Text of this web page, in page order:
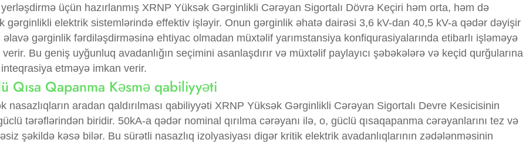
üçün hazırlanmış XRNP Yüksək Gərginlikli Cərəyan Sigortalı Dövrə Keçiri həm orta, həm də
gərginlikli elektrik sistemlərində effektiv işləyir. Onun gərginlik əhatə dairəsi 3,6 kV-dan 40,5 kV-a qədər dəyişir
əlavə gərginlik fərdiləşdirməsinə ehtiyac olmadan müxtəlif yarımstansiya konfiqurasiyalarında etibarlı işləməyə
Bu geniş uyğunluq avadanlığın seçimini asanlaşdırır və müxtəlif paylayıcı şəbəkələrə və keçid qurğularına
etməyə imkan verir.
Qısa Qapanma Kəsmə qabiliyyəti
nasazlıqların aradan qaldırılması qabiliyyəti XRNP Yüksək Gərginlikli Cərəyan Sigortalı Devre Kesicisinin
tərəflərindən biridir. 50kA-a qədər nominal qırılma cərəyanı ilə, o, güclü qısaqapanma cərəyanlarını tez və
şəkildə kəsə bilər. Bu sürətli nasazlıq izolyasiyası digər kritik elektrik avadanlıqlarının zədələnməsinin